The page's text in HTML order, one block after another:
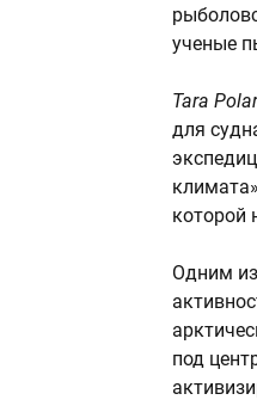
ученые
Tara
для
которой
Одним
под